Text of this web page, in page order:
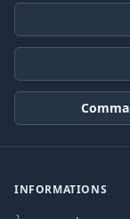
INFORMATIONS